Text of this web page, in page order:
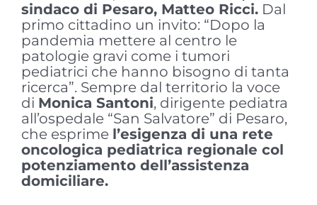
sindaco di Pesaro, Matteo Ricci.Dal
primo cittadino un invito: “Dopo la
pandemia mettere al centro le
patologie gravi come i tumori
pediatrici che hanno bisogno di tanta
ricerca”. Sempre dal territorio la voce
di Monica Santoni, dirigente pediatra
all’ospedale “San Salvatore” di Pesaro,
che esprime l’esigenza di una rete
oncologica pediatrica regionale col
potenziamento dell’assistenza
domiciliare.